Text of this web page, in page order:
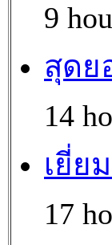
9
สุดย
14
เยี่ย
17